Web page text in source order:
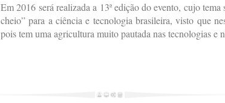
Em 2016 será realizada a 13ª edição do evento, cujo
cheio” para a ciência e tecnologia brasileira, visto que
pois tem uma agricultura muito pautada nas tecnologias e